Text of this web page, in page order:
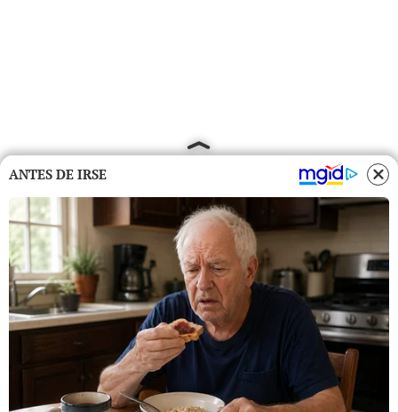
ANTES DE IRSE